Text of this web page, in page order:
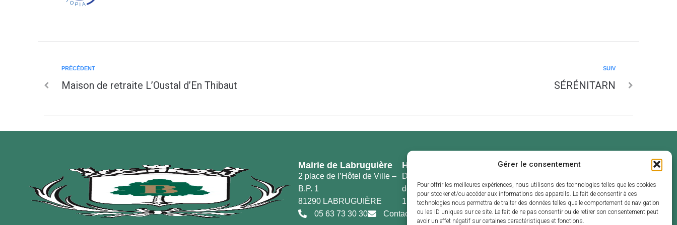
Gérer le consentement
Pour offrir les meilleures expériences, nous utilisons des technologies telles que les cookies
pour stocker et/ou accéder aux informations des appareils. Le fait de consentir à ces
technologies nous permettra de traiter des données telles que le comportement de navigation
ou les ID uniques sur ce site. Le fait de ne pas consentir ou de retirer son consentement peut
avoir un effet négatif sur certaines caractéristiques et fonctions.
PRÉCÉDENT
Maison de retraite L’Oustal d’En Thibaut
SUIV
SÉRÉNITARN
Mairie de Labruguière
2 place de l’Hôtel de Ville –
B.P. 1
81290 LABRUGUIÈRE
Horaires d’ouverture
Du lundi au vendredi :
de 8h30 à 12h et de 13h30 à
17h30
05 63 73 30 30
Contact